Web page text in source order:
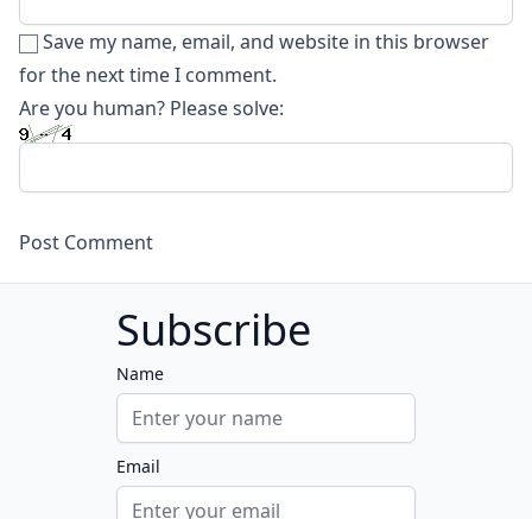
Save my name, email, and website in this browser
for the next time I comment.
Are you human? Please solve:
Subscribe
Name
Email